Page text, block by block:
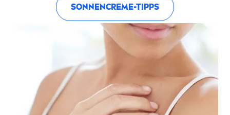
SONNENCREME-TIPPS